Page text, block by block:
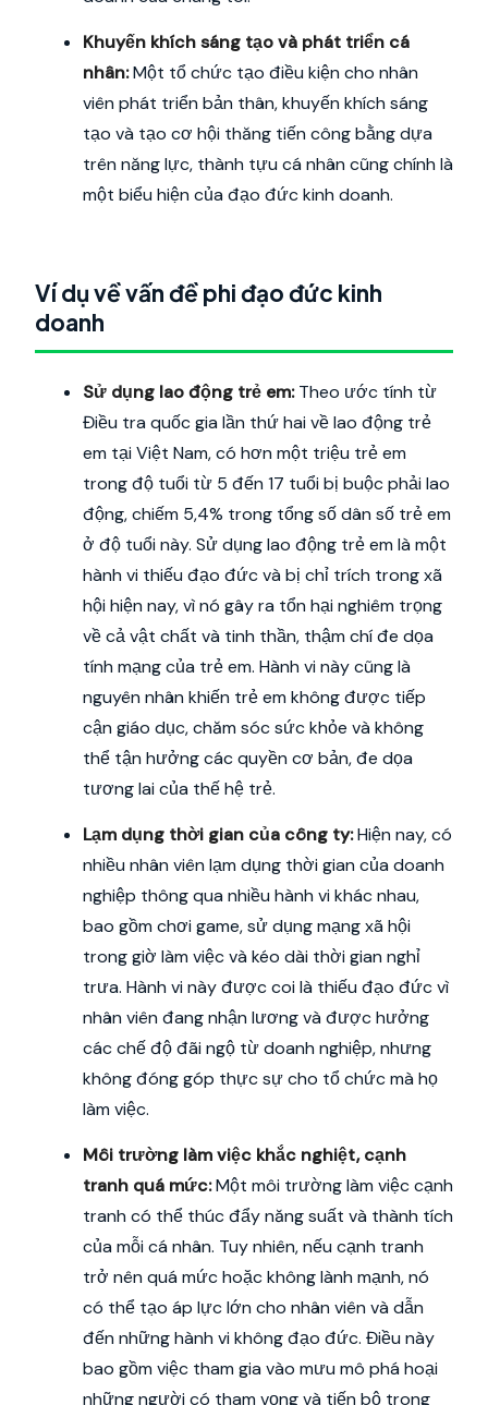
Khuyến khích sáng tạo và phát triển cá
nhân:Một tổ chức tạo điều kiện cho nhân
viên phát triển bản thân, khuyến khích sáng
tạo và tạo cơ hội thăng tiến công bằng dựa
trên năng lực, thành tựu cá nhân cũng chính là
một biểu hiện của đạo đức kinh doanh.
Ví dụ về vấn đề phi đạo đức kinh
doanh
Sử dụng lao động trẻ em:Theo ước tính từ
Điều tra quốc gia lần thứ hai về lao động trẻ
em tại Việt Nam, có hơn một triệu trẻ em
trong độ tuổi từ 5 đến 17 tuổi bị buộc phải lao
động, chiếm 5,4% trong tổng số dân số trẻ em
ở độ tuổi này. Sử dụng lao động trẻ em là một
hành vi thiếu đạo đức và bị chỉ trích trong xã
hội hiện nay, vì nó gây ra tổn hại nghiêm trọng
về cả vật chất và tinh thần, thậm chí đe dọa
tính mạng của trẻ em. Hành vi này cũng là
nguyên nhân khiến trẻ em không được tiếp
cận giáo dục, chăm sóc sức khỏe và không
thể tận hưởng các quyền cơ bản, đe dọa
tương lai của thế hệ trẻ.
Lạm dụng thời gian của công ty:Hiện nay, có
nhiều nhân viên lạm dụng thời gian của doanh
nghiệp thông qua nhiều hành vi khác nhau,
bao gồm chơi game, sử dụng mạng xã hội
trong giờ làm việc và kéo dài thời gian nghỉ
trưa. Hành vi này được coi là thiếu đạo đức vì
nhân viên đang nhận lương và được hưởng
các chế độ đãi ngộ từ doanh nghiệp, nhưng
không đóng góp thực sự cho tổ chức mà họ
làm việc.
Môi trường làm việc khắc nghiệt, cạnh
tranh quá mức:Một môi trường làm việc cạnh
tranh có thể thúc đẩy năng suất và thành tích
của mỗi cá nhân. Tuy nhiên, nếu cạnh tranh
trở nên quá mức hoặc không lành mạnh, nó
có thể tạo áp lực lớn cho nhân viên và dẫn
đến những hành vi không đạo đức. Điều này
bao gồm việc tham gia vào mưu mô phá hoại
những người có tham vọng và tiến bộ trong